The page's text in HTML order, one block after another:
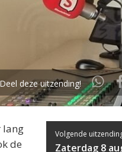
Deel deze uitzending!
lang
de
Volgende
Zaterdag 8